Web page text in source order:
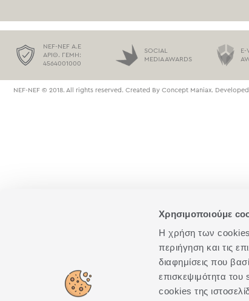
Χρησιμοποιούμε
Η χρήση των cookies
περιήγηση και τις
διαφημίσεις που
επισκεψιμότητα
cookies της
NEF-NEF Α.Ε
ΑΡΙΘ. ΓΕΜΗ:
4564001000
SOCIAL
MEDIA AWARDS
E-
NEF-NEF © 2018. All rights reserved. Created By Concept Maniax.